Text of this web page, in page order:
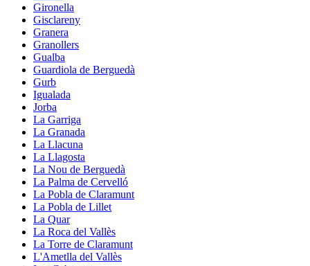
Gironella
Gisclareny
Granera
Granollers
Gualba
Guardiola de Berguedà
Gurb
Igualada
Jorba
La Garriga
La Granada
La Llacuna
La Llagosta
La Nou de Berguedà
La Palma de Cervelló
La Pobla de Claramunt
La Pobla de Lillet
La Quar
La Roca del Vallès
La Torre de Claramunt
L'Ametlla del Vallès